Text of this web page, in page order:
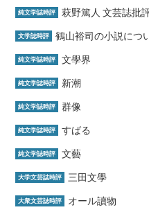
純文学誌時評 萩野篤人 文芸誌批
文学誌時評 鶴山裕司の小説につ
純文学誌時評 文學界
純文学誌時評 新潮
純文学誌時評 群像
純文学誌時評 すばる
純文学誌時評 文藝
大学文芸誌時評 三田文學
大衆文芸誌時評 オール讀物